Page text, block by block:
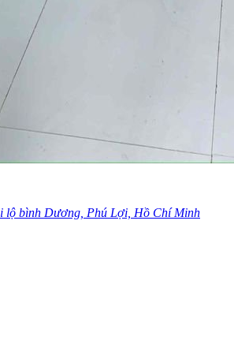
lộ bình Dương, Phú Lợi, Hồ Chí Minh